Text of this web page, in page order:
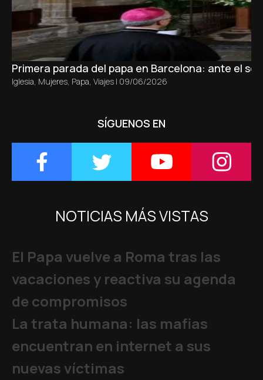
Primera parada del papa en Barcelona: ante el
Iglesia, Mujeres, Papa, Viajes | 09/06/2026
SÍGUENOS EN
NOTICIAS MÁS VISTAS
El Papa vuelve a Roma tras las
vacaciones y reactiva su agenda
de compromisos
La trata humana: las mafias
encuentran en internet a sus
nuevas víctimas